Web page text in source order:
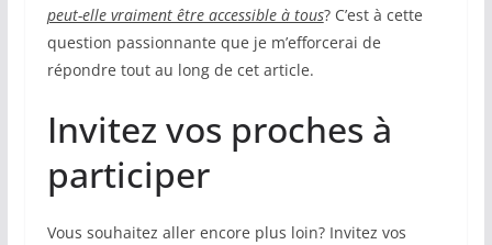
peut-elle vraiment être accessible à tous? C’est à cette
question passionnante que je m’efforcerai de
répondre tout au long de cet article.
Invitez vos proches à
participer
Vous souhaitez aller encore plus loin? Invitez vos